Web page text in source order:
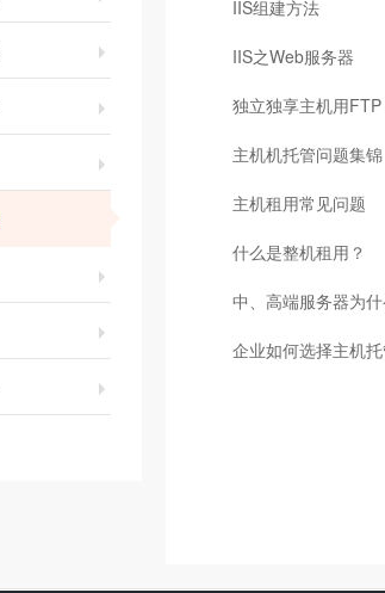
IIS组建方法
IIS之Web服务器
独立独享主机用
主机机托管问题集锦
主机租用常见问题
什么是整机租用？
中、高端服务器为
企业如何选择主机